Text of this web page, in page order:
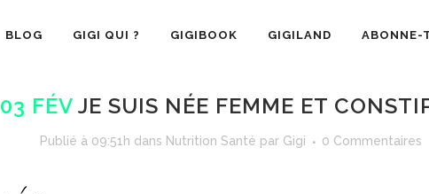
BLOG GIGI QUI ? GIGIBOOK GIGILAND ABONNE-
03 FÉV JE SUIS NÉE FEMME ET
Publié à 09:51h dans Nutrition Santé par Gigi 0 Commentaires